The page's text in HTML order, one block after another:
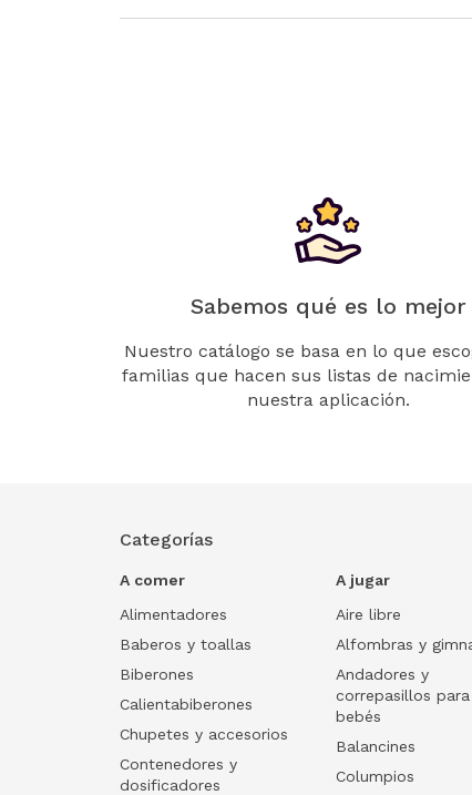
Sabemos qué es lo mejor
Nuestro catálogo se basa en lo que
familias que hacen sus listas de
nuestra aplicación.
Categorías
A comer
Alimentadores
Baberos y toallas
Biberones
Calientabiberones
Chupetes y accesorios
Contenedores y
dosificadores
A jugar
Aire libre
Alfombras y
Andadores y
correpasillos para
bebés
Balancines
Columpios